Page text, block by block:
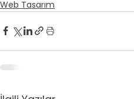
Web Tasarım